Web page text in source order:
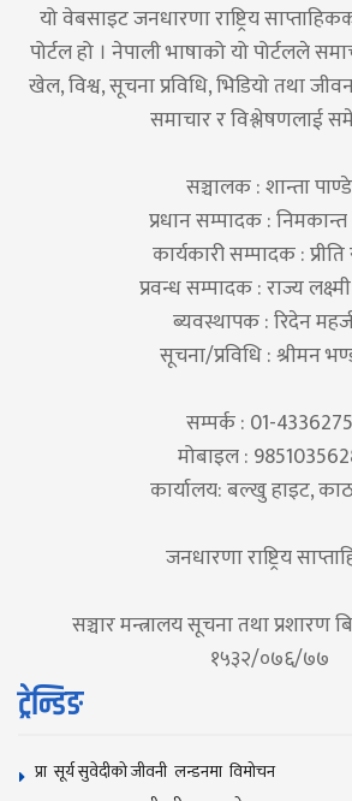
यो वेबसाइट जनधारणा राष्ट्रिय
पोर्टल हो । नेपाली भाषाको यो पोर्टलले
खेल, विश्व, सूचना प्रविधि, भिडियो तथा
समाचार र विश्लेषणलाई
सञ्चालक : शान्ता पाण्डे
प्रधान सम्पादक : निमकान्त
कार्यकारी सम्पादक :
प्रवन्ध सम्पादक : राज्य
ब्यवस्थापक : रिदेन
सूचना/प्रविधि : श्रीमन
सम्पर्क : 01-4336275
मोबाइल :
कार्यालय: बल्खु हाइट,
जनधारणा राष्ट्रिय
सञ्चार मन्त्रालय सूचना तथा प्रशारण
१५३२/०७६/७७
ट्रेन्डिङ
प्रा सूर्य सुवेदीको जीवनी लन्डनमा विमोचन